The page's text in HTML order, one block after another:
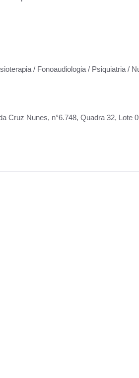
/ Fonoaudiologia / Psiquiatria /
Cruz Nunes, n°6.748, Quadra 32, Lote